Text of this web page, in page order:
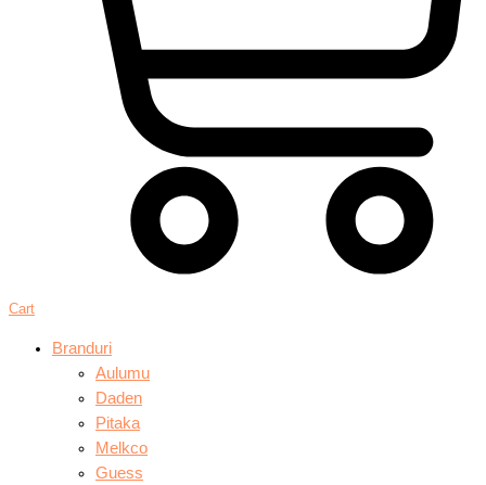
Cart
Branduri
Aulumu
Daden
Pitaka
Melkco
Guess